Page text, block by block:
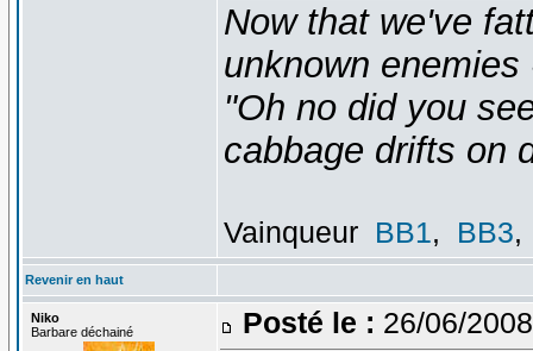
Now that we've
unknown
"Oh no did you
cabbage drifts on
Vainqueur BB1, BB3,
Revenir en haut
Niko
Barbare déchainé
Posté le : 26/06/